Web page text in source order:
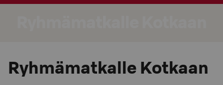
Ryhmämatkalle Kotkaan